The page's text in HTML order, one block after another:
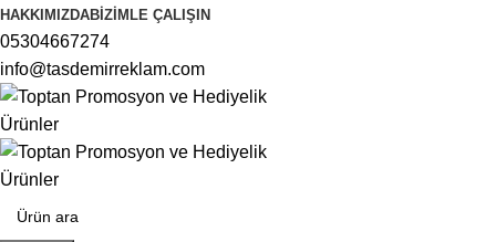
HAKKIMIZDABIZIMLE ÇALIŞIN
05304667274
info@tasdemirreklam.com